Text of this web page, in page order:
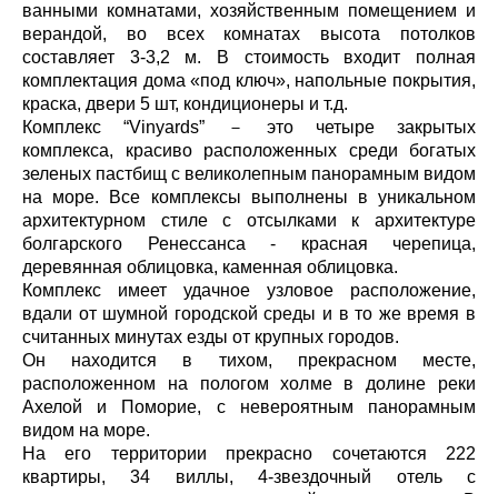
ванными комнатами, хозяйственным помещением и
верандой, во всех комнатах высота потолков
составляет 3-3,2 м. В стоимость входит полная
комплектация дома «под ключ», напольные покрытия,
краска, двери 5 шт, кондиционеры и т.д.
Комплекс “Vinyards” － это четыре закрытых
комплекса, красиво расположенных среди богатых
зеленых пастбищ с великолепным панорамным видом
на море. Все комплексы выполнены в уникальном
архитектурном стиле с отсылками к архитектуре
болгарского Ренессанса - красная черепица,
деревянная облицовка, каменная облицовка.
Комплекс имеет удачное узловое расположение,
вдали от шумной городской среды и в то же время в
считанных минутах езды от крупных городов.
Он находится в тихом, прекрасном месте,
расположенном на пологом холме в долине реки
Ахелой и Поморие, с невероятным панорамным
видом на море.
На его территории прекрасно сочетаются 222
квартиры, 34 виллы, 4-звездочный отель с